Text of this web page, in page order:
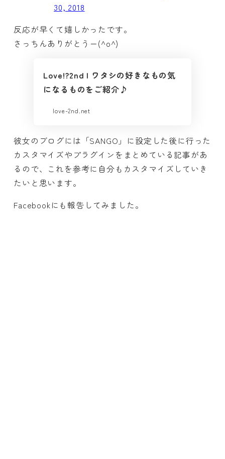
30, 2018
反応が早くて嬉しかったです。
さっちんありがとうー(^o^)
Love!?2nd | ワタシの好きなもの気
になるものをご紹介♪
love-2nd.net
彼女のブログには「SANGO」に設定した後に行った
カスタマイズやプラグインをまとめている記事があ
るので、これを参考に自分もカスタマイズしていき
たいと思います。
Facebookにも報告してみました。